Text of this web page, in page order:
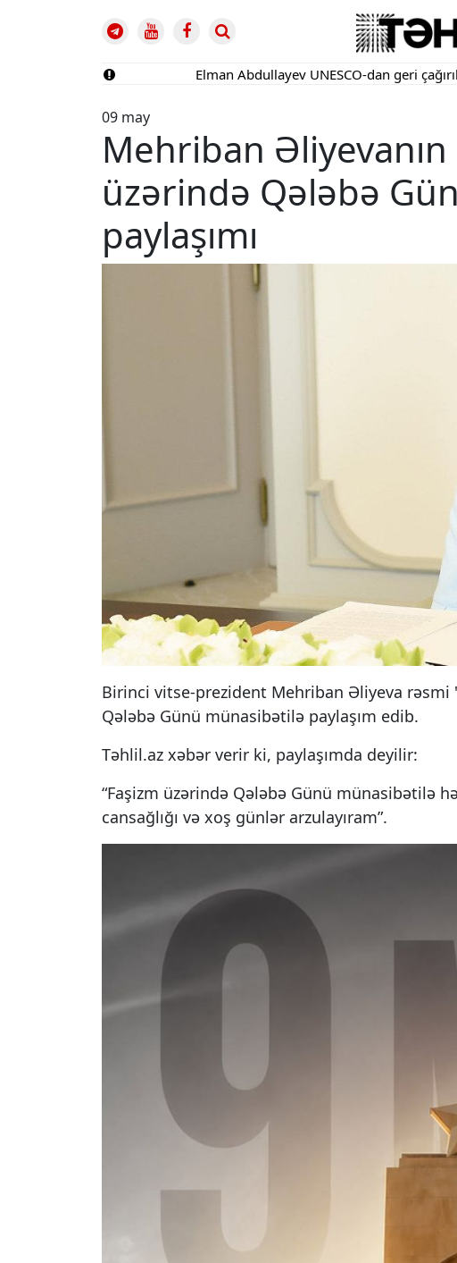
Elman Abdullayev UNESCO-dan geri çağırıldı
09 may
Mehriban Əliyevanın
üzərində Qələbə
paylaşımı
Birinci vitse-prezident Mehriban Əliyeva rəsmi
Qələbə Günü münasibətilə paylaşım edib.
Təhlil.az xəbər verir ki, paylaşımda deyilir:
“Faşizm üzərində Qələbə Günü münasibətilə
cansağlığı və xoş günlər arzulayıram”.